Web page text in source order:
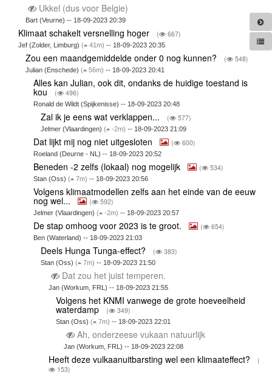
Ukkel (dus voor Belgie)
Bart (Veurne) -- 18-09-2023 20:39
Klimaat schakelt versnelling hoger ( 667)
Jef (Zolder, Limburg) ( 41m) -- 18-09-2023 20:35
Zou een maandgemiddelde onder 0 nog kunnen? ( 548)
Julian (Enschede)( 56m) -- 18-09-2023 20:41
Alles kan Julian, ook dit, ondanks de huidige toestand is
kou ( 496)
Ronald de Wildt (Spijkenisse) -- 18-09-2023 20:48
Zal ik je eens wat verklappen... ( 577)
Jelmer (Vlaardingen)( -2m) -- 18-09-2023 21:09
Dat lijkt mij nog niet uitgesloten ( 600)
Roeland (Deurne - NL) -- 18-09-2023 20:52
Beneden -2 zelfs (lokaal) nog mogelijk ( 534)
Stan (Oss) ( 7m) -- 18-09-2023 20:56
Volgens klimaatmodellen zelfs aan het einde van de eeuw
nog wel... ( 592)
Jelmer (Vlaardingen) ( -2m) -- 18-09-2023 20:57
De stap omhoog voor 2023 is te groot. ( 654)
Ben (Waterland) -- 18-09-2023 21:03
Deels Hunga Tunga-effect? ( 383)
Stan (Oss)( 7m) -- 18-09-2023 21:50
Dat zou het juist temperen.
Jan (Workum, FRL) -- 18-09-2023 21:55
Volgens het KNMI vanwege de grote hoeveelheid
waterdamp ( 349)
Stan (Oss)( 7m) -- 18-09-2023 22:01
Ah, onderzeese vukaan natuurlijk
Jan (Workum, FRL) -- 18-09-2023 22:08
Heeft deze vulkaanuitbarsting wel een klimaateffect?
(
153)